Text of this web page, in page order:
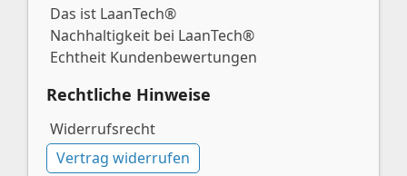
Das ist LaanTech®
Nachhaltigkeit bei LaanTech®
Echtheit Kundenbewertungen
Rechtliche Hinweise
Widerrufsrecht
Vertrag widerrufen